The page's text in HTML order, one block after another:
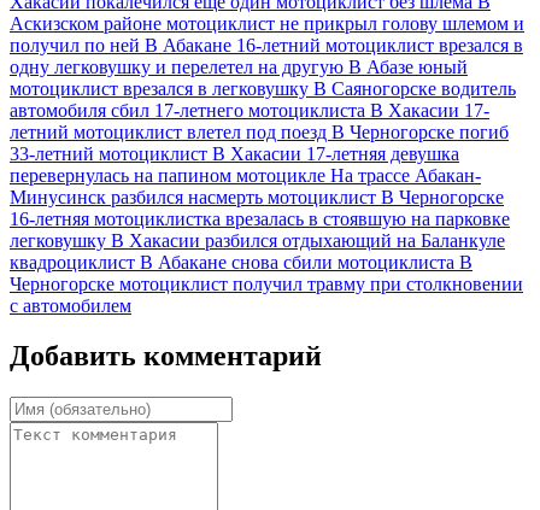
Аскизском районе мотоциклист не прикрыл голову шлемом и
получил по ней В Абакане 16-летний мотоциклист врезался в
одну легковушку и перелетел на другую В Абазе юный
мотоциклист врезался в легковушку В Саяногорске водитель
автомобиля сбил 17-летнего мотоциклиста В Хакасии 17-
летний мотоциклист влетел под поезд В Черногорске погиб
33-летний мотоциклист В Хакасии 17-летняя девушка
перевернулась на папином мотоцикле На трассе Абакан-
Минусинск разбился насмерть мотоциклист В Черногорске
16-летняя мотоциклистка врезалась в стоявшую на парковке
легковушку В Хакасии разбился отдыхающий на Баланкуле
квадроциклист В Абакане снова сбили мотоциклиста В
Черногорске мотоциклист получил травму при столкновении
с автомобилем
Добавить комментарий